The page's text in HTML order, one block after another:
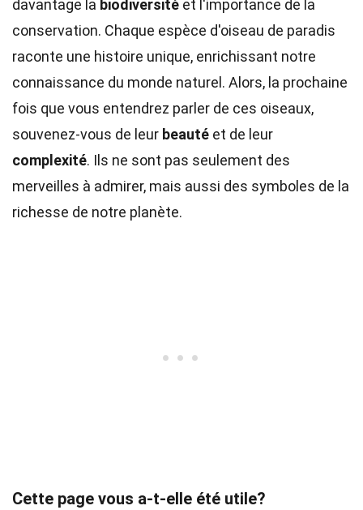
davantage la biodiversité et l'importance de la
conservation. Chaque espèce d'oiseau de paradis
raconte une histoire unique, enrichissant notre
connaissance du monde naturel. Alors, la prochaine
fois que vous entendrez parler de ces oiseaux,
souvenez-vous de leur beauté et de leur
complexité. Ils ne sont pas seulement des
merveilles à admirer, mais aussi des symboles de la
richesse de notre planète.
Cette page vous a-t-elle été utile?